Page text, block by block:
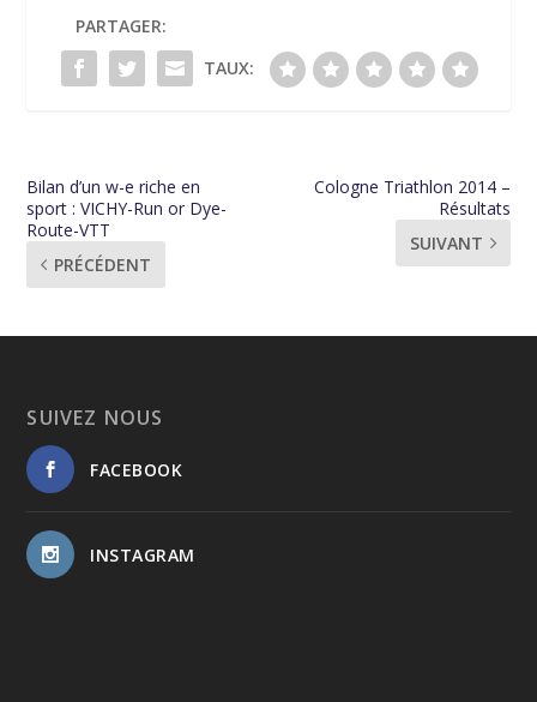
PARTAGER:
TAUX:
Bilan d’un w-e riche en
sport : VICHY-Run or Dye-
Route-VTT
PRÉCÉDENT
Cologne Triathlon 2014 –
Résultats
SUIVANT
SUIVEZ NOUS
FACEBOOK
INSTAGRAM